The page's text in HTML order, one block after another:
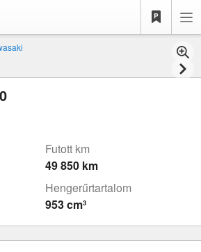
Futott km
49 850 km
Hengerűrtartalom
953 cm³